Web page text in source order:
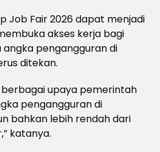
Job Fair 2026 dapat menjadi
akses kerja bagi
pengangguran di
ditekan.
berbagai upaya pemerintah
pengangguran di
bahkan lebih rendah dari
katanya.